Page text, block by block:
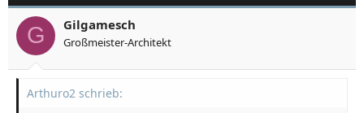
G Gilgamesch
Großmeister-Architekt
Arthuro2 schrieb: